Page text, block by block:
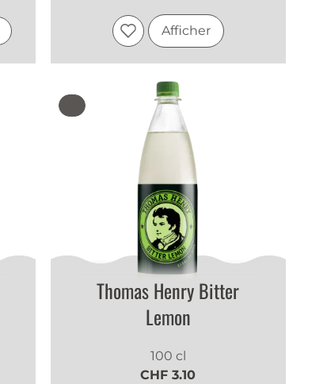
Afficher
Thomas Henry Bitter
Lemon
100 cl
CHF 3.10